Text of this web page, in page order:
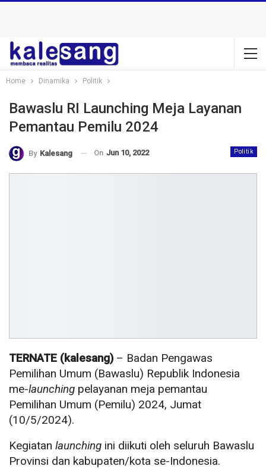
Home Dinamika Politik
Bawaslu RI Launching Meja Layanan
Pemantau Pemilu 2024
Politik
By Kalesang On Jun 10, 2022
TERNATE (kalesang) – Badan Pengawas
Pemilihan Umum (Bawaslu) Republik Indonesia
me-launching pelayanan meja pemantau
Pemilihan Umum (Pemilu) 2024, Jumat
(10/5/2024).
Kegiatan launching ini diikuti oleh seluruh Bawaslu
Provinsi dan kabupaten/kota se-Indonesia.